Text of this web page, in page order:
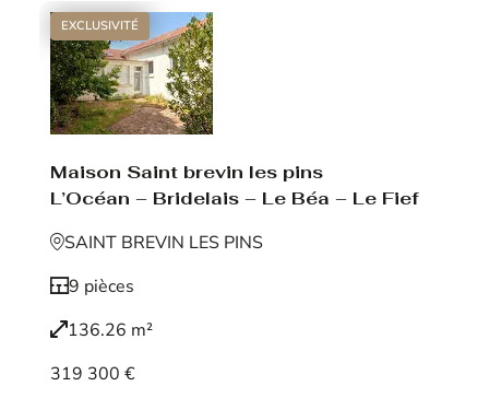
EXCLUSIVITÉ
Maison Saint brevin les pins
L’Océan – Bridelais – Le Béa – Le Fief
SAINT BREVIN LES PINS
9 pièces
136.26 m²
319 300 €